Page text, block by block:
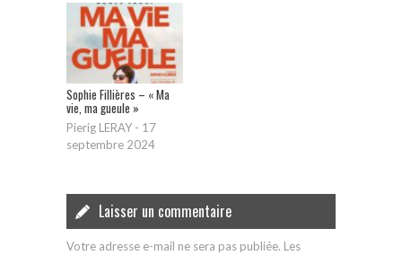
Sophie Fillières – « Ma
vie, ma gueule »
Pierig LERAY - 17
septembre 2024
Laisser un commentaire
Votre adresse e-mail ne sera pas publiée. Les